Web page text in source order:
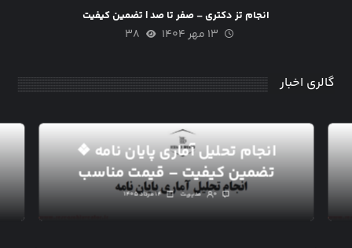
انجام تز دکتری – صفر تا صد | تضمین کیفیت
۱۳ مهر ۱۴۰۴ ۳۸
گالری اخبار
انجام تحلیل آماری پایان نامه ❖
تضمین کیفیت – قیمت مناسب
۱۴ مرداد ۱۴۰۵ مدیریت ۰